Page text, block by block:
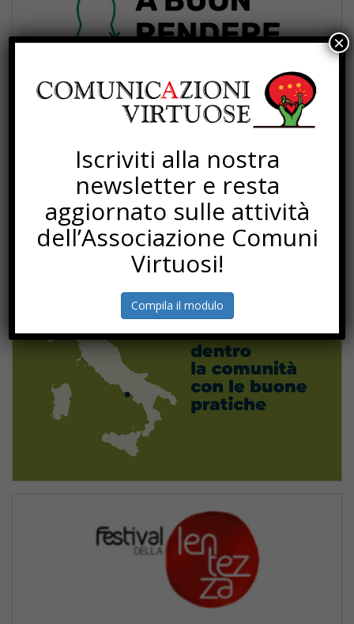
Iscriviti alla nostra
newsletter e resta
aggiornato sulle attività
dell’Associazione Comuni
Virtuosi!
Compila il modulo
×